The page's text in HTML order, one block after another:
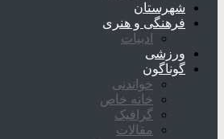
شهرستان
فرهنگی و هنری
ادبیات
ورزشی
گوناگون
خواندنی
خانه خاص
گرافیک
مقالات